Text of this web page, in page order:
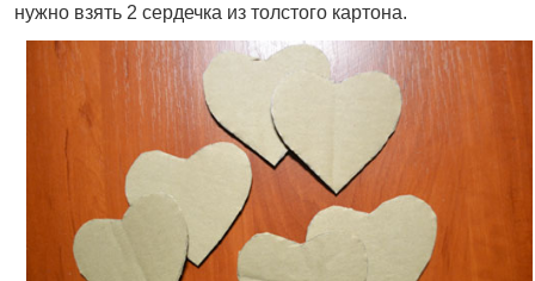
нужно взять 2 сердечка из толстого картона.